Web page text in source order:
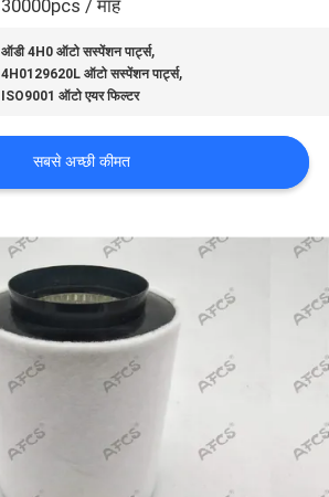
30000pcs / माह
ऑडी 4H0 ऑटो सस्पेंशन पार्ट्स,
4H0129620L ऑटो सस्पेंशन पार्ट्स,
ISO9001 ऑटो एयर फिल्टर
सबसे अच्छी कीमत